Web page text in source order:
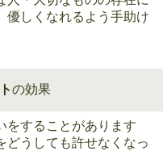
優しくなれるよう手助け
の効果
をすることがあります
どうしても許せなくなっ